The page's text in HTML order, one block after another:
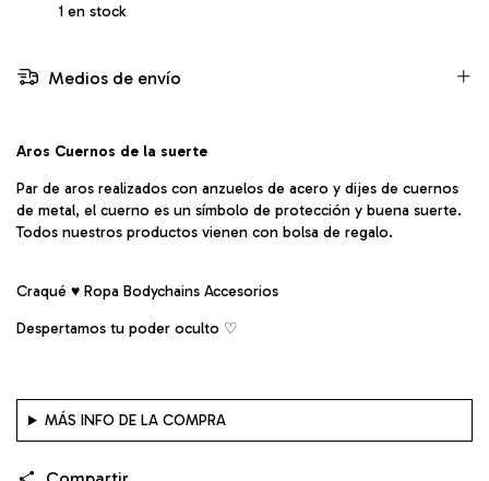
1en stock
Medios de envío
Aros Cuernos de la suerte
Par de aros realizados con anzuelos de acero y dijes de cuernos
de metal, el cuerno es un símbolo de protección y buena suerte.
Todos nuestros productos vienen con bolsa de regalo.
Craqué ♥ Ropa Bodychains Accesorios
Despertamos tu poder oculto ♡︎
MÁS INFO DE LA COMPRA